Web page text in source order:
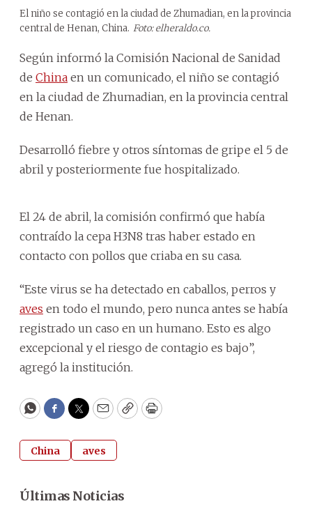
El niño se contagió en la ciudad de Zhumadian, en la provincia
central de Henan, China. Foto: elheraldo.co.
Según informó la Comisión Nacional de Sanidad
de China en un comunicado, el niño se contagió
en la ciudad de Zhumadian, en la provincia central
de Henan.
Desarrolló fiebre y otros síntomas de gripe el 5 de
abril y posteriormente fue hospitalizado.
El 24 de abril, la comisión confirmó que había
contraído la cepa H3N8 tras haber estado en
contacto con pollos que criaba en su casa.
“Este virus se ha detectado en caballos, perros y
aves en todo el mundo, pero nunca antes se había
registrado un caso en un humano. Esto es algo
excepcional y el riesgo de contagio es bajo”,
agregó la institución.
WhatsApp
Facebook
Twitter
EmailCopyPrint
China aves
Últimas Noticias